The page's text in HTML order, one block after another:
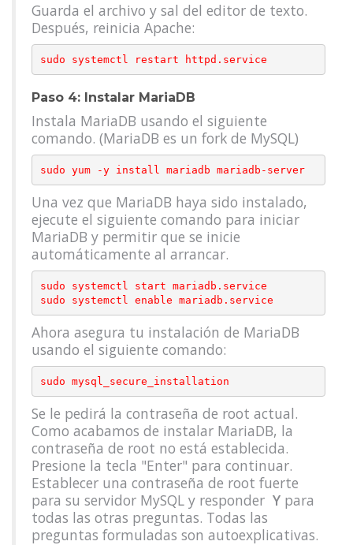
Guarda el archivo y sal del editor de texto.
Después, reinicia Apache:
Paso 4: Instalar MariaDB
Instala MariaDB usando el siguiente
comando. (MariaDB es un fork de MySQL)
sudo yum -y install mariadb mariadb-server
Una vez que MariaDB haya sido instalado,
ejecute el siguiente comando para iniciar
MariaDB y permitir que se inicie
automáticamente al arrancar.
sudo systemctl start mariadb.service
Ahora asegura tu instalación de MariaDB
usando el siguiente comando:
Se le pedirá la contraseña de root actual.
Como acabamos de instalar MariaDB, la
contraseña de root no está establecida.
Presione la tecla "Enter" para continuar.
Establecer una contraseña de root fuerte
para su servidor MySQL y responder Y para
todas las otras preguntas. Todas las
preguntas formuladas son autoexplicativas.